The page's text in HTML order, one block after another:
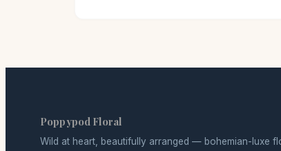
Poppypod Floral
Wild at heart, beautifully arranged — bohemian-luxe